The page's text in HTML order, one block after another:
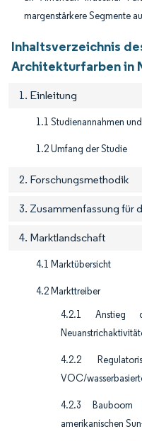
margenstärkere Segmente
Inhaltsverzeichnis
Architekturfarben in
1. Einleitung
1.1 Studienannahmen
1.2 Umfang der Studie
2. Forschungsmethodik
3. Zusammenfassung für
4. Marktlandschaft
4.1 Marktübersicht
4.2 Markttreiber
4.2.1 Anstieg
4.2.2
VOC/
4.2.3
amerikanischen